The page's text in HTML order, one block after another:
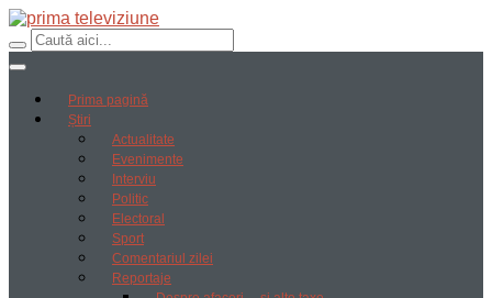
Prima pagină
Știri
Actualitate
Evenimente
Interviu
Politic
Electoral
Sport
Comentariul zilei
Reportaje